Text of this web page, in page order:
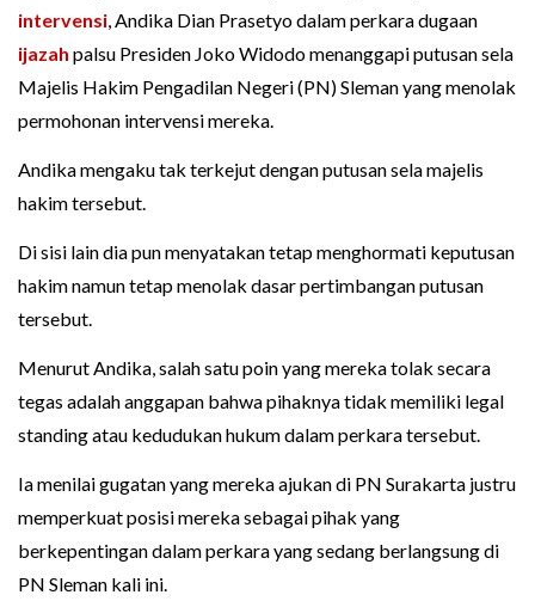
intervensi, Andika Dian Prasetyo dalam perkara dugaan
ijazah palsu Presiden Joko Widodo menanggapi putusan sela
Majelis Hakim Pengadilan Negeri (PN) Sleman yang menolak
permohonan intervensi mereka.
Andika mengaku tak terkejut dengan putusan sela majelis
hakim tersebut.
Di sisi lain dia pun menyatakan tetap menghormati keputusan
hakim namun tetap menolak dasar pertimbangan putusan
tersebut.
Menurut Andika, salah satu poin yang mereka tolak secara
tegas adalah anggapan bahwa pihaknya tidak memiliki legal
standing atau kedudukan hukum dalam perkara tersebut.
Ia menilai gugatan yang mereka ajukan di PN Surakarta justru
memperkuat posisi mereka sebagai pihak yang
berkepentingan dalam perkara yang sedang berlangsung di
PN Sleman kali ini.